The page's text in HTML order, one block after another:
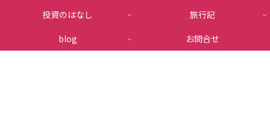
投資のはなし
旅行記
blog
お問合せ